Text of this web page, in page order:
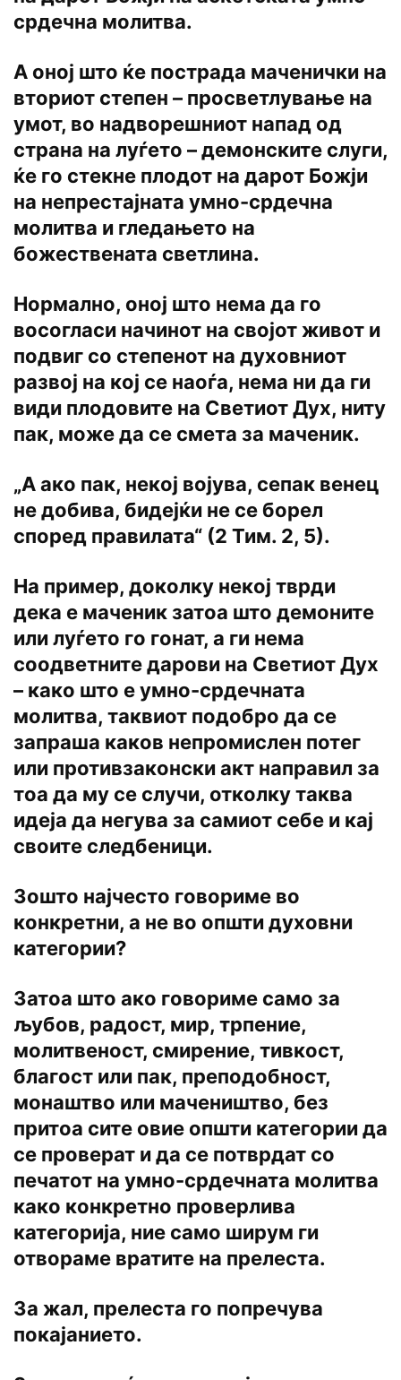
срдечна молитва.
А оној што ќе пострада маченички на
вториот степен – просветлување на
умот, во надворешниот напад од
страна на луѓето – демонските слуги,
ќе го стекне плодот на дарот Божји
на непрестајната умно-срдечна
молитва и гледањето на
божествената светлина.
Нормално, оној што нема да го
восогласи начинот на својот живот и
подвиг со степенот на духовниот
развој на кој се наоѓа, нема ни да ги
види плодовите на Светиот Дух, ниту
пак, може да се смета за маченик.
„А ако пак, некој војува, сепак венец
не добива, бидејќи не се борел
според правилата“ (2 Тим. 2, 5).
На пример, доколку некој тврди
дека е маченик затоа што демоните
или луѓето го гонат, а ги нема
соодветните дарови на Светиот Дух
– како што е умно-срдечната
молитва, таквиот подобро да се
запраша каков непромислен потег
или противзаконски акт направил за
тоа да му се случи, отколку таква
идеја да негува за самиот себе и кај
своите следбеници.
Зошто најчесто говориме во
конкретни, а не во општи духовни
категории?
Затоа што ако говориме само за
љубов, радост, мир, трпение,
молитвеност, смирение, тивкост,
благост или пак, преподобност,
монаштво или мачеништво, без
притоа сите овие општи категории да
се проверат и да се потврдат со
печатот на умно-срдечната молитва
како конкретно проверлива
категорија, ние само ширум ги
отвораме вратите на прелеста.
За жал, прелеста го попречува
покајанието.